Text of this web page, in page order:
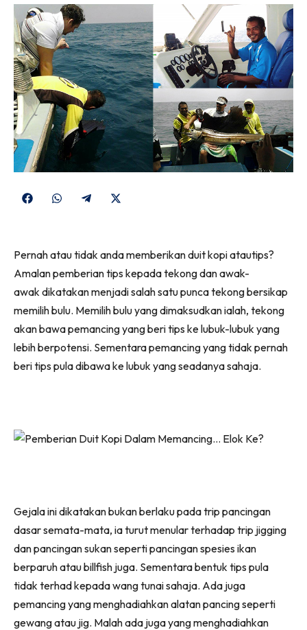
Share
Share
Share
(Twitter)
Pernah atau tidak anda memberikan duit kopi atautips?
Amalan pemberian tips kepada tekong dan awak-
awak dikatakan menjadi salah satu punca tekong bersikap
memilih bulu. Memilih bulu yang dimaksudkan ialah, tekong
akan bawa pemancing yang beri tips ke lubuk-lubuk yang
lebih berpotensi. Sementara pemancing yang tidak pernah
beri tips pula dibawa ke lubuk yang seadanya sahaja.
Gejala ini dikatakan bukan berlaku pada trip pancingan
dasar semata-mata, ia turut menular terhadap trip jigging
dan pancingan sukan seperti pancingan spesies ikan
berparuh atau billfish juga. Sementara bentuk tips pula
tidak terhad kepada wang tunai sahaja. Ada juga
pemancing yang menghadiahkan alatan pancing seperti
gewang atau jig. Malah ada juga yang menghadiahkan